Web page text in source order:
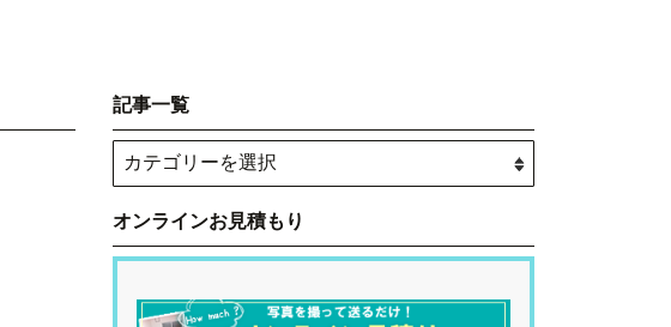
記事一覧
オンラインお見積もり